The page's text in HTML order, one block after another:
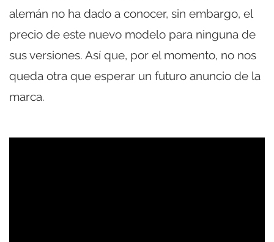
alemán no ha dado a conocer, sin embargo, el
precio de este nuevo modelo para ninguna de
sus versiones. Así que, por el momento, no nos
queda otra que esperar un futuro anuncio de la
marca.